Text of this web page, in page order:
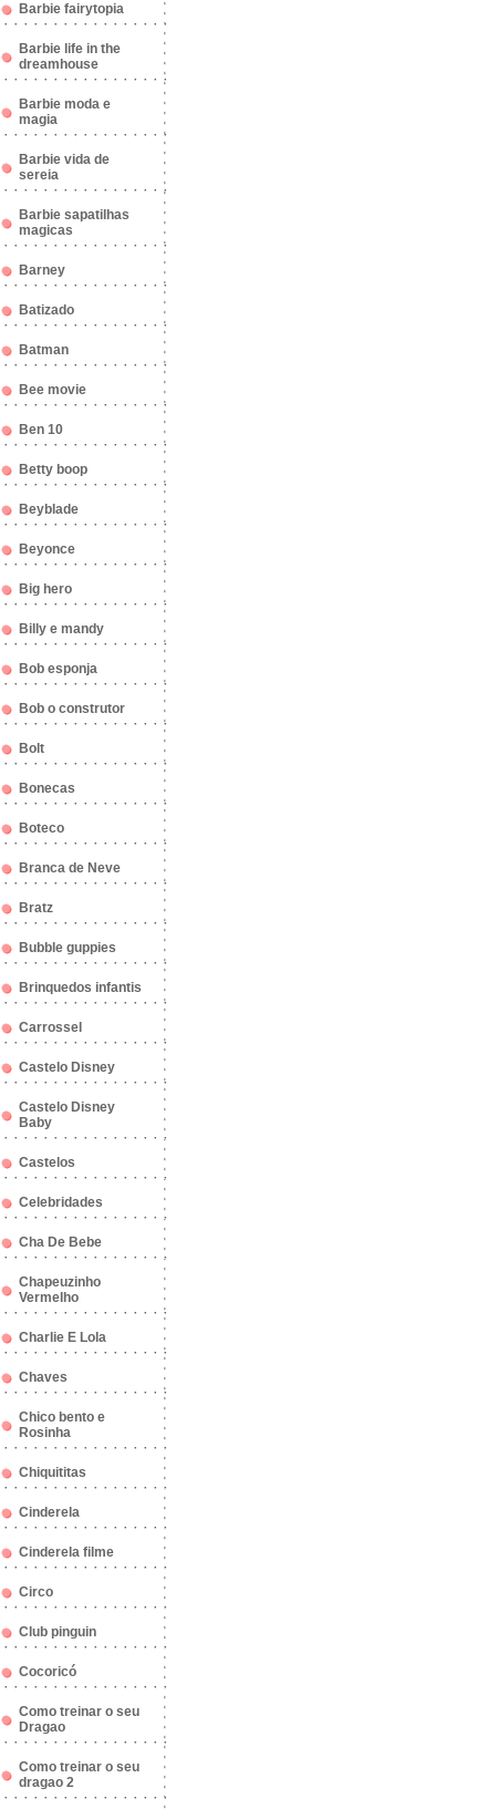
Barbie fairytopia
Barbie life in the
dreamhouse
Barbie moda e
magia
Barbie vida de
sereia
Barbie sapatilhas
magicas
Barney
Batizado
Batman
Bee movie
Ben 10
Betty boop
Beyblade
Beyonce
Big hero
Billy e mandy
Bob esponja
Bob o construtor
Bolt
Bonecas
Boteco
Branca de Neve
Bratz
Bubble guppies
Brinquedos infantis
Carrossel
Castelo Disney
Castelo Disney
Baby
Castelos
Celebridades
Cha De Bebe
Chapeuzinho
Vermelho
Charlie E Lola
Chaves
Chico bento e
Rosinha
Chiquititas
Cinderela
Cinderela filme
Circo
Club pinguin
Cocoricó
Como treinar o seu
Dragao
Como treinar o seu
dragao 2